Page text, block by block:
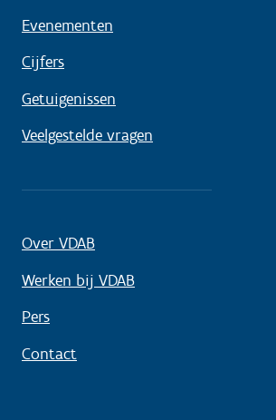
Evenementen
Cijfers
Getuigenissen
Veelgestelde vragen
Over VDAB
Werken bij VDAB
Pers
Contact